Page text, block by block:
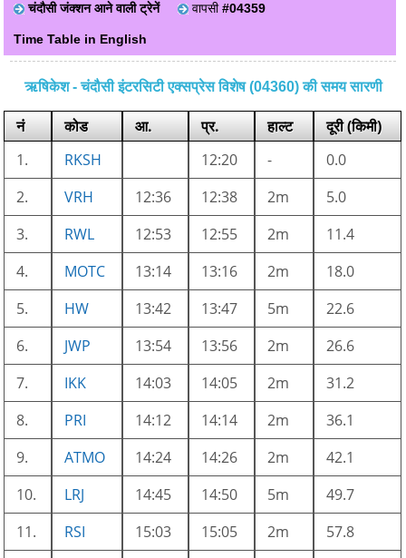
चंदौसी जंक्शन आने वाली ट्रेनें वापसी#04359
Time Table in English
ऋषिकेश - चंदौसी इंटरसिटी एक्सप्रेस विशेष (04360) की समय सारणी
नं कोड आ. प्र. हाल्ट
दूरी (किमी)
1.
RKSH 12:20 -
0.0
2.
VRH 12:36 12:38 2m
5.0
3.
RWL 12:53 12:55 2m
11.4
4.
MOTC 13:14 13:16 2m
18.0
5.
HW 13:42 13:47 5m
22.6
6.
JWP 13:54 13:56 2m
26.6
7.
IKK 14:03 14:05 2m
31.2
8.
PRI 14:12 14:14 2m
36.1
9.
ATMO 14:24 14:26 2m
42.1
10.
LRJ 14:45 14:50 5m
49.7
11.
RSI 15:03 15:05 2m
57.8